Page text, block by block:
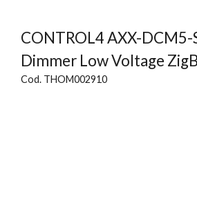
CONTROL4 AXX-
Dimmer Low Voltage
Cod. THOM002910